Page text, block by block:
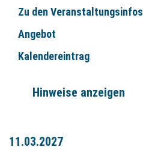
Zu den Veranstaltungsinfos
Angebot
Kalendereintrag
Hinweise anzeigen
11.03.2027